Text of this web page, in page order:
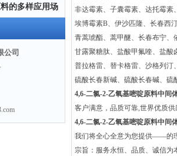
的多样应用场
公司
非达霉素、子囊霉素、达托霉素
埃博霉素B、伊沙匹隆、长春西
青蒿琥酯、蒿甲醚、长春布宁
甘露聚糖肽、盐酸甲氟喹、盐酸
普拉格雷、替卡格雷、沙格列汀
硫酸长春新碱、硫酸长春碱、硫
4,6-二氯-2-乙氧基嘧啶原料中间
客户满意，品质可靠,世界优质
4,6-二氯-2-乙氧基嘧啶原料中间
我们将全心全意为您提供——的
宗旨：服务永恒、品质、诚信